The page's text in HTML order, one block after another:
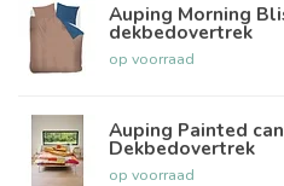
Auping Morning
dekbedovertrek
op voorraad
Auping Painted
Dekbedovertrek
op voorraad